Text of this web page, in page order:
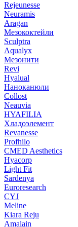
Rejeunesse
Neuramis
Aragan
Мезококтейли
Sculptra
Aqualyx
Мезонити
Revi
Hyalual
Наноканюли
Collost
Neauvia
HYAFILIA
Хладоэлемент
Revanesse
Profhilo
CMED Aesthetics
Hyacorp
Light Fit
Sardenya
Euroresearch
CYJ
Meline
Kiara Reju
Amalain